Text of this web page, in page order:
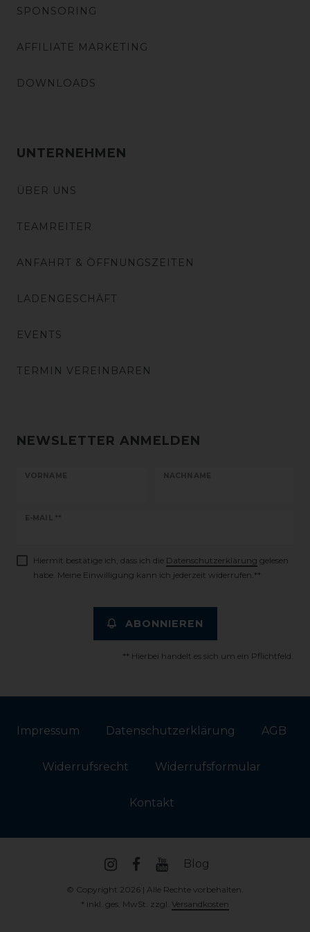
SPONSORING
AFFILIATE MARKETING
DOWNLOADS
UNTERNEHMEN
ÜBER UNS
TEAMREITER
ANFAHRT & ÖFFNUNGSZEITEN
LADENGESCHÄFT
EVENTS
TERMIN VEREINBAREN
NEWSLETTER ANMELDEN
VORNAME NACHNAME
E-MAIL **
Newsletter
Hiermit bestätige ich, dass ich die Daten­schutz­erklärung gelesen
habe. Meine Einwilligung kann ich jederzeit widerrufen.**
ABONNIEREN
** Hierbei handelt es sich um ein Pflichtfeld.
Impressum Daten­schutz­erklärung AGB
Widerrufs­recht Widerrufs­formular
Kontakt
Blog
© Copyright 2026 | Alle Rechte vorbehalten.
* inkl. ges. MwSt. zzgl. Versandkosten